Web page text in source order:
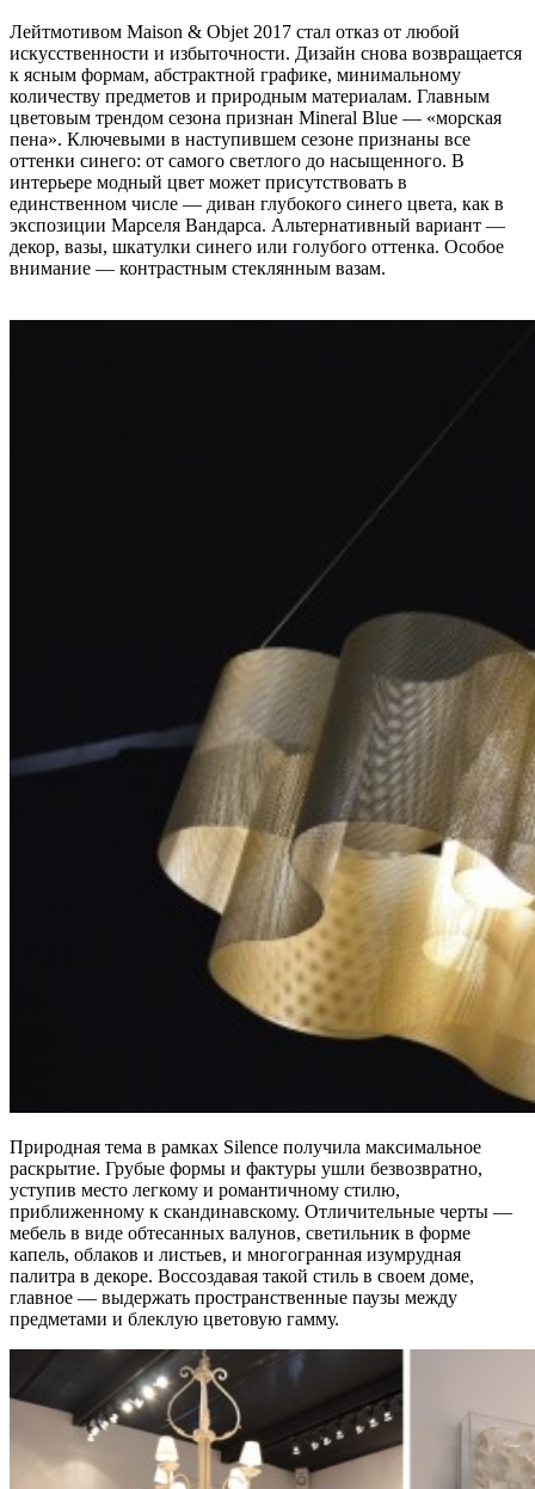
Лейтмотивом Maison & Objet 2017 стал отказ от любой
искусственности и избыточности. Дизайн снова возвращается
к ясным формам, абстрактной графике, минимальному
количеству предметов и природным материалам. Главным
цветовым трендом сезона признан Mineral Blue — «морская
пена». Ключевыми в наступившем сезоне признаны все
оттенки синего: от самого светлого до насыщенного. В
интерьере модный цвет может присутствовать в
единственном числе — диван глубокого синего цвета, как в
экспозиции Марселя Вандарса. Альтернативный вариант —
декор, вазы, шкатулки синего или голубого оттенка. Особое
внимание — контрастным стеклянным вазам.
Природная тема в рамках Silence получила максимальное
раскрытие. Грубые формы и фактуры ушли безвозвратно,
уступив место легкому и романтичному стилю,
приближенному к скандинавскому. Отличительные черты —
мебель в виде обтесанных валунов, светильник в форме
капель, облаков и листьев, и многогранная изумрудная
палитра в декоре. Воссоздавая такой стиль в своем доме,
главное — выдержать пространственные паузы между
предметами и блеклую цветовую гамму.